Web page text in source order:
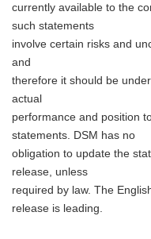
currently available to the
such statements
involve certain risks and
and
therefore it should be
actual
performance and position
statements. DSM has no
obligation to update the
release, unless
required by law. The
release is leading.
Japanese